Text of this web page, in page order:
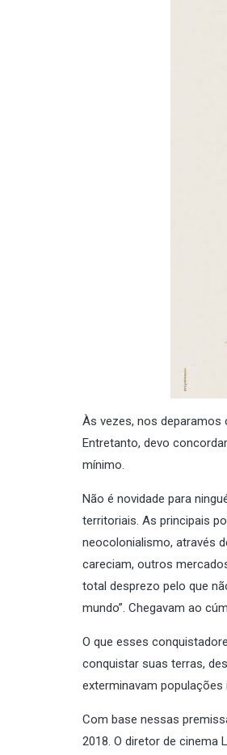
Às vezes, nos deparamos
Entretanto, devo
mínimo.
Não é novidade para
territoriais. As principais
neocolonialismo, através
careciam, outros
total desprezo pelo que
mundo”. Chegavam ao
O que esses
conquistar suas terras,
exterminavam populações
Com base nessas
2018. O diretor de cinema